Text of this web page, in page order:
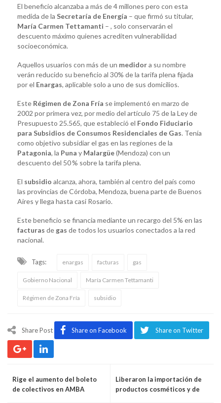
El beneficio alcanzaba a más de 4 millones pero con esta
medida de la Secretaría de Energía – que firmó su titular,
María Carmen Tettamanti – , solo conservarán el
descuento máximo quienes acrediten vulnerabilidad
socioeconómica.
Aquellos usuarios con más de un medidora su nombre
verán reducido su beneficio al 30% de la tarifa plena fijada
por el Enargas, aplicable solo a uno de sus domicilios.
Este Régimen de Zona Fría se implementó en marzo de
2002 por primera vez, por medio del artículo 75 de la Ley de
Presupuesto 25.565, que estableció el Fondo Fiduciario
para Subsidios de Consumos Residenciales de Gas. Tenía
como objetivo subsidiar el gas en las regiones de la
Patagonia, la Puna y Malargüe(Mendoza) con un
descuento del 50 % sobre la tarifa plena.
El subsidio alcanza, ahora, también al centro del país como
las provincias de Córdoba, Mendoza, buena parte de Buenos
Aires y llega hasta casi Rosario.
Este beneficio se financia mediante un recargo del 5% en las
facturas de gas de todos los usuarios conectados a la red
nacional.
Tags: enargas facturas gas
Gobierno Nacional María Carmen Tettamanti
Régimen de Zona Fría subsidio
Share Post Share on Facebook Share on Twitter
Rige el aumento del boleto
de colectivos en AMBA
Liberaron la importación de
productos cosméticos y de